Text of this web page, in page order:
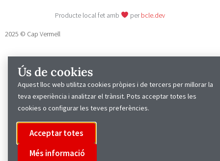
Producte local fet amb perbcle.dev
2025 © Cap Vermell
Ús de cookies
Aquest lloc web utilitza cookies pròpies i de tercers per millorar la
teva experiència i analitzar el trànsit. Pots acceptar totes les
cookies o configurar les teves preferències.
Acceptar totes
Més informació